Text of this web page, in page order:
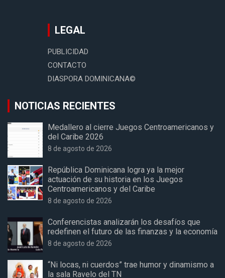
LEGAL
PUBLICIDAD
CONTACTO
DIASPORA DOMINICANA©
NOTICIAS RECIENTES
Medallero al cierre Juegos Centroamericanos y
del Caribe 2026
8 de agosto de 2026
República Dominicana logra ya la mejor
actuación de su historia en los Juegos
Centroamericanos y del Caribe
8 de agosto de 2026
Conferencistas analizarán los desafíos que
redefinen el futuro de las finanzas y la economía
8 de agosto de 2026
“Ni locas, ni cuerdos” trae humor y dinamismo a
la sala Ravelo del TN